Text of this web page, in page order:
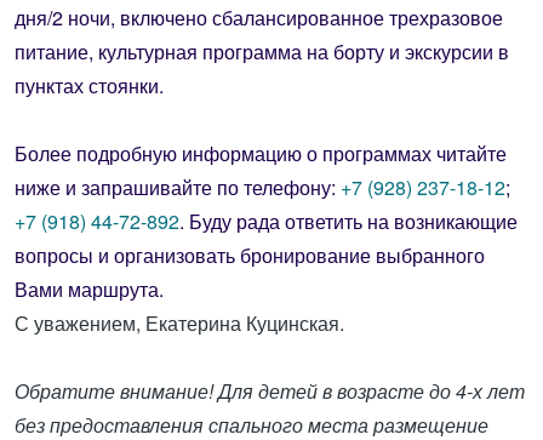
дня/2 ночи, включено сбалансированное трехразовое
питание, культурная программа на борту и экскурсии в
пунктах стоянки.
Более подробную информацию о программах читайте
ниже и запрашивайте по телефону: +7 (928) 237-18-12;
+7 (918) 44-72-892. Буду рада ответить на возникающие
вопросы и организовать бронирование выбранного
Вами маршрута.
С уважением, Екатерина Куцинская.
Обратите внимание! Для детей в возрасте до 4-х лет
без предоставления спального места размещение